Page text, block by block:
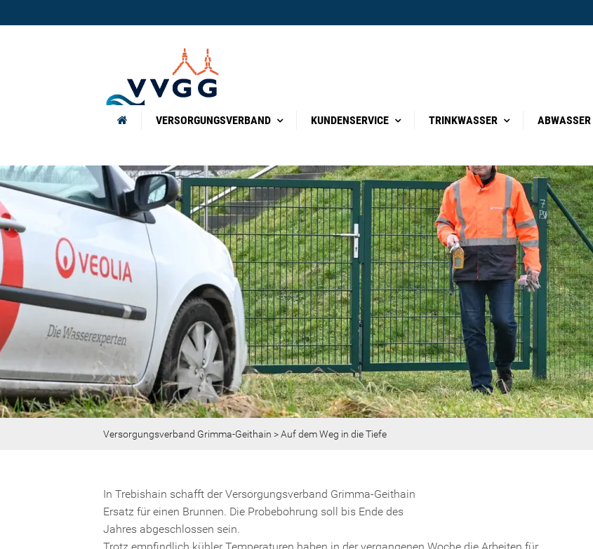
VERSORGUNGSVERBAND KUNDENSERVICE TRINKWASSER ABWASSER
Versorgungsverband Grimma-Geithain > Auf dem Weg in die Tiefe
In Trebishain schafft der Versorgungsverband Grimma-Geithain
Ersatz für einen Brunnen. Die Probebohrung soll bis Ende des
Jahres abgeschlossen sein.